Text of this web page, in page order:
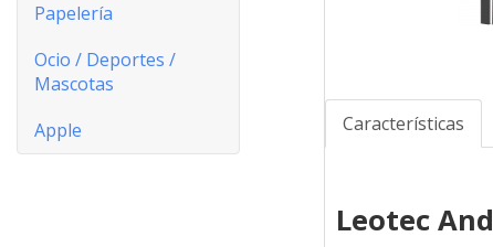
Papelería
Ocio / Deportes /
Mascotas
Apple
Características
Leotec